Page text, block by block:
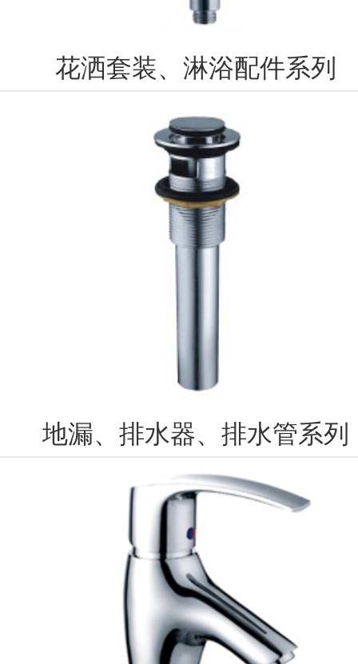
花洒套装、淋浴配件系列
地漏、排水器、排水管系列